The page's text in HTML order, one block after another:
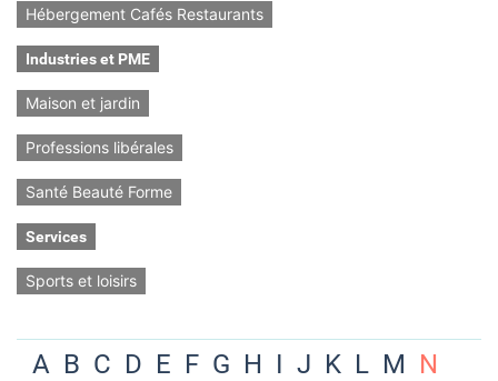
Hébergement Cafés Restaurants
Industries et PME
Maison et jardin
Professions libérales
Santé Beauté Forme
Services
Sports et loisirs
A B C D E F G H I J K L M N